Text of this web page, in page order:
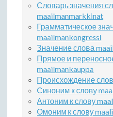
Словарь значения
maailmanmarkkinat
Грамматическое
maailmankongressi
Значение слова
Прямое и
maailmankauppa
Происхождение
Синоним к слову
Антоним к слову
Омоним к слову